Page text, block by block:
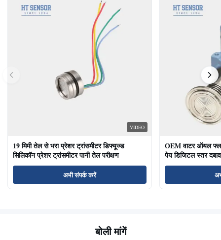
VIDEO
19 मिमी तेल से भरा प्रेशर ट्रांसमीटर डिफ्यूज्ड
सिलिकॉन प्रेशर ट्रांसमीटर पानी तेल परीक्षण
अभी संपर्क करें
OEM वाटर ऑयल
पेय डिजिटल स्तर
बोली मांगें